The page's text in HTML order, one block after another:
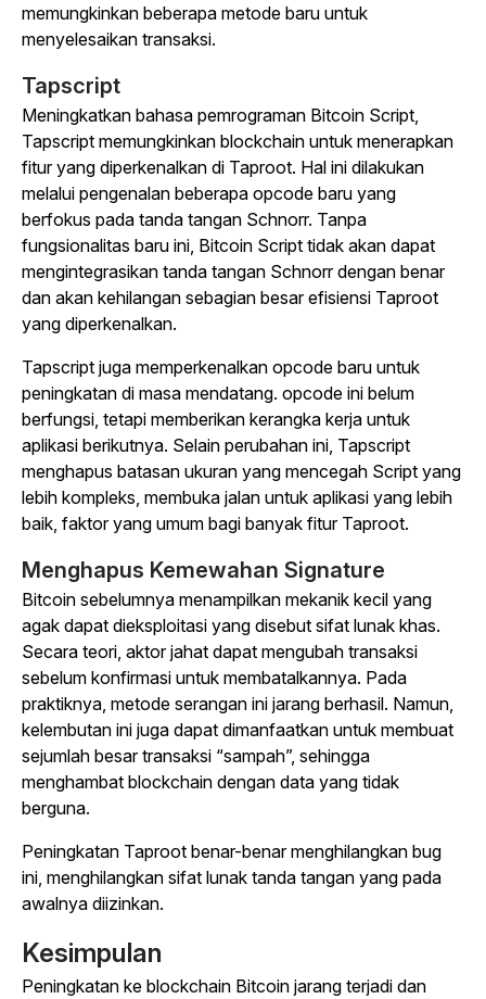
memungkinkan beberapa metode baru untuk
menyelesaikan transaksi.
Tapscript
Meningkatkan bahasa pemrograman Bitcoin Script,
Tapscript memungkinkan blockchain untuk menerapkan
fitur yang diperkenalkan di Taproot. Hal ini dilakukan
melalui pengenalan beberapa opcode baru yang
berfokus pada tanda tangan Schnorr. Tanpa
fungsionalitas baru ini, Bitcoin Script tidak akan dapat
mengintegrasikan tanda tangan Schnorr dengan benar
dan akan kehilangan sebagian besar efisiensi Taproot
yang diperkenalkan.
Tapscript juga memperkenalkan opcode baru untuk
peningkatan di masa mendatang. opcode ini belum
berfungsi, tetapi memberikan kerangka kerja untuk
aplikasi berikutnya. Selain perubahan ini, Tapscript
menghapus batasan ukuran yang mencegah Script yang
lebih kompleks, membuka jalan untuk aplikasi yang lebih
baik, faktor yang umum bagi banyak fitur Taproot.
Menghapus Kemewahan Signature
Bitcoin sebelumnya menampilkan mekanik kecil yang
agak dapat dieksploitasi yang disebut sifat lunak khas.
Secara teori, aktor jahat dapat mengubah transaksi
sebelum konfirmasi untuk membatalkannya. Pada
praktiknya, metode serangan ini jarang berhasil. Namun,
kelembutan ini juga dapat dimanfaatkan untuk membuat
sejumlah besar transaksi “sampah”, sehingga
menghambat blockchain dengan data yang tidak
berguna.
Peningkatan Taproot benar-benar menghilangkan bug
ini, menghilangkan sifat lunak tanda tangan yang pada
awalnya diizinkan.
Kesimpulan
Peningkatan ke blockchain Bitcoin jarang terjadi dan